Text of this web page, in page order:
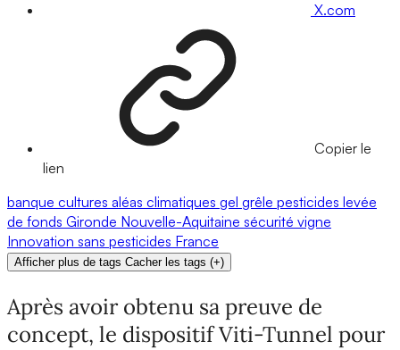
X.com
Copier le
lien
banque cultures aléas climatiques gel grêle pesticides levée
de fonds Gironde Nouvelle-Aquitaine sécurité vigne
Innovation sans pesticides France
Afficher plus de tags Cacher les tags (+)
Après avoir obtenu sa preuve de
concept, le dispositif Viti-Tunnel pour